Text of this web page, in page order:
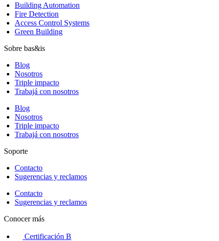
Building Automation
Fire Detection
Access Control Systems
Green Building
Sobre bas&is
Blog
Nosotros
Triple impacto
Trabajá con nosotros
Blog
Nosotros
Triple impacto
Trabajá con nosotros
Soporte
Contacto
Sugerencias y reclamos
Contacto
Sugerencias y reclamos
Conocer más
Certificación B